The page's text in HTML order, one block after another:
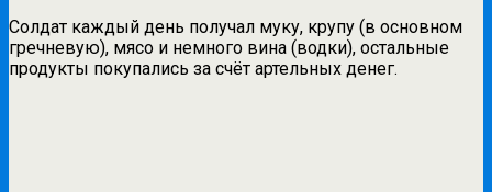
Солдат каждый день получал муку, крупу (в основном
гречневую), мясо и немного вина (водки), остальные
продукты покупались за счёт артельных денег.